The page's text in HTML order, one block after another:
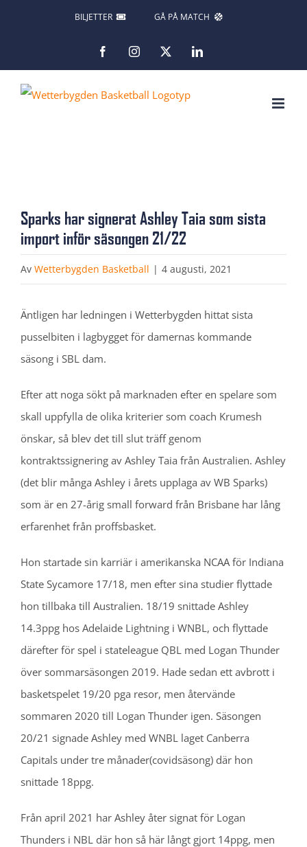
BILJETTER GÅ PÅ MATCH
FacebookInstagram LinkedIn
större
bild
Sparks har signerat Ashley Taia som sista
import inför säsongen 21/22
Av Wetterbygden Basketball | 4 augusti, 2021
Äntligen har ledningen i Wetterbygden hittat sista
pusselbiten i lagbygget för damernas kommande
säsong i SBL dam.
Efter att noga sökt på marknaden efter en spelare som
skall uppfylla de olika kriterier som coach Krumesh
önskar, så blev det till slut träff genom
kontraktssignering av Ashley Taia från Australien. Ashley
(det blir många Ashley i årets upplaga av WB Sparks)
som är en 27-årig small forward från Brisbane har lång
erfarenhet från proffsbasket.
Hon startade sin karriär i amerikanska NCAA för Indiana
State Sycamore 17/18, men efter sina studier flyttade
hon tillbaka till Australien. 18/19 snittade Ashley
14.3ppg hos Adelaide Lightning i WNBL, och flyttade
därefter för spel i stateleague QBL med Logan Thunder
över sommarsäsongen 2019. Hade sedan ett avbrott i
basketspelet 19/20 pga resor, men återvände
sommaren 2020 till Logan Thunder igen. Säsongen
20/21 signade Ashley med WNBL laget Canberra
Capitals under tre månader(covidsäsong) där hon
snittade 18ppg.
Från april 2021 har Ashley åter signat för Logan
Thunders i NBL där hon så här långt gjort 14ppg, men